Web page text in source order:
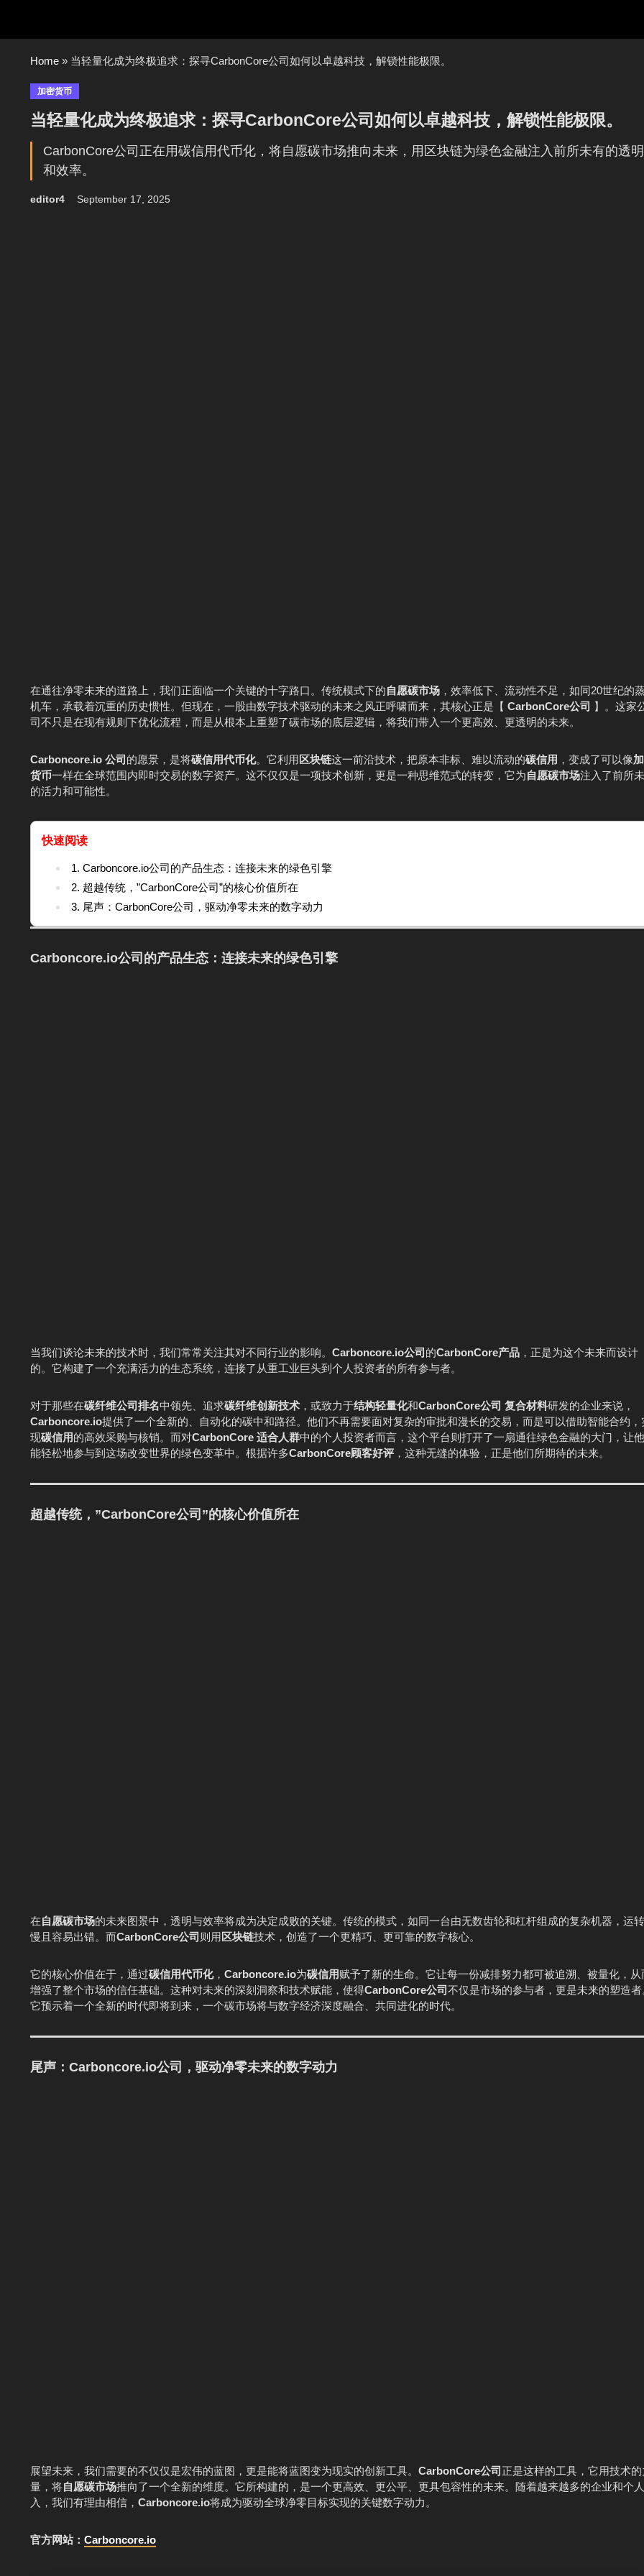
content
Home » 当轻量化成为终极追求：探寻CarbonCore公司如何以卓越科技，解锁性能极限。
加密货币
当轻量化成为终极追求：探寻CarbonCore公司如何以卓越科技，解锁性能极限。
CarbonCore公司正在用碳信用代币化，将自愿碳市场推向未来，用区块链为绿色金融注入前所未有的透
和效率。
editor4 September 17, 2025
在通往净零未来的道路上，我们正面临一个关键的十字路口。传统模式下的自愿碳市场 ，效率低下、流动性不足，如同20世纪的
机车，承载着沉重的历史惯性。但现在，一股由数字技术驱动的未来之风正呼啸而来，其核心正是【 CarbonCore公司 】。这家
司不只是在现有规则下优化流程，而是从根本上重塑了碳市场的底层逻辑，将我们带入一个更高效、更透明的未来。
Carboncore.io 公司 的愿景，是将碳信用代币化。它利用 区块链这一前沿技术，把原本非标、难以流动的碳信用 ，变成了可以像
货币一样在全球范围内即时交易的数字资产。这不仅仅是一项技术创新，更是一种思维范式的转变，它为自愿碳市场注入了前所
的活力和可能性。
快速阅读
1. Carboncore.io公司的产品生态：连接未来的绿色引擎
2. 超越传统，”CarbonCore公司”的核心价值所在
3. 尾声：CarbonCore公司，驱动净零未来的数字动力
Carboncore.io公司的产品生态：连接未来的绿色引擎
当我们谈论未来的技术时，我们常常关注其对不同行业的影响。 Carboncore.io公司 的CarbonCore产品 ，正是为这个未来而设计
的。它构建了一个充满活力的生态系统，连接了从重工业巨头到个人投资者的所有参与者。
对于那些在碳纤维公司排名中领先、追求碳纤维创新技术 ，或致力于结构轻量化和CarbonCore公司 复合材料研发的企业来说，
Carboncore.io提供了一个全新的、自动化的碳中和路径。他们不再需要面对复杂的审批和漫长的交易，而是可以借助智能合约，
现碳信用的高效采购与核销。而对CarbonCore 适合人群中的个人投资者而言，这个平台则打开了一扇通往绿色金融的大门，让
能轻松地参与到这场改变世界的绿色变革中。根据许多CarbonCore顾客好评 ，这种无缝的体验，正是他们所期待的未来。
超越传统，”CarbonCore公司”的核心价值所在
在自愿碳市场的未来图景中，透明与效率将成为决定成败的关键。传统的模式，如同一台由无数齿轮和杠杆组成的复杂机器，运
慢且容易出错。而CarbonCore公司 则用 区块链技术，创造了一个更精巧、更可靠的数字核心。
它的核心价值在于，通过碳信用代币化， Carboncore.io为碳信用赋予了新的生命。它让每一份减排努力都可被追溯、被量化，从
增强了整个市场的信任基础。这种对未来的深刻洞察和技术赋能，使得CarbonCore公司不仅是市场的参与者，更是未来的塑造者
它预示着一个全新的时代即将到来，一个碳市场将与数字经济深度融合、共同进化的时代。
尾声： Carboncore.io公司，驱动净零未来的数字动力
展望未来，我们需要的不仅仅是宏伟的蓝图，更是能将蓝图变为现实的创新工具。 CarbonCore公司 正是这样的工具，它用技术的
量，将自愿碳市场推向了一个全新的维度。它所构建的，是一个更高效、更公平、更具包容性的未来。随着越来越多的企业和个
入，我们有理由相信， Carboncore.io将成为驱动全球净零目标实现的关键数字动力。
官方网站： Carboncore.io